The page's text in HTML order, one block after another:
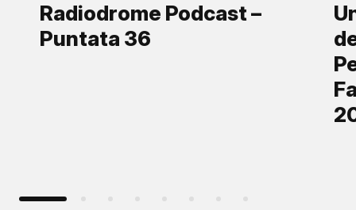
Radiodrome Podcast –
Puntata 36